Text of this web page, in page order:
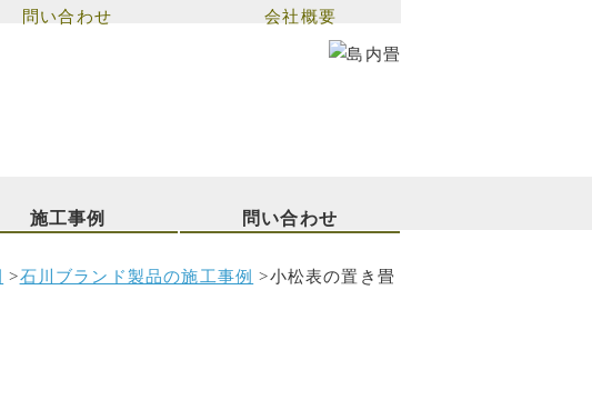
問い合わせ 会社概要
施工事例 問い合わせ
>石川ブランド製品の施工事例 >小松表の置き畳